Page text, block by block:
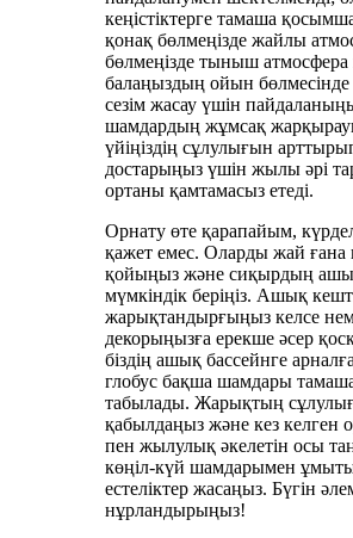
кеңістіктерге тамаша
қонақ бөлмеңізде жайлы
бөлмеңізде тыныш атмосфера
балаңыздың ойын
сезім жасау үшін
шамдардың жұмсақ
үйіңіздің сұлулығын
достарыңыз үшін жылы әрі
ортаны қамтамасыз етеді.
Орнату өте қарапайым,
қажет емес. Оларды жай ғана
қойыңыз және сиқырдың
мүмкіндік беріңіз. Ашық
жарықтандырғыңыз келсе
декорыңызға ерекше әсер
біздің ашық бассейнге
глобус бақша шамдары
табылады. Жарықтың
қабылдаңыз және кез келген
пен жылулық әкелетін осы
көңіл-күй шамдарымен
естеліктер жасаңыз. Бүгін
нұрландырыңыз!